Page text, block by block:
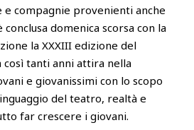
e compagnie provenienti anche
conclusa domenica scorsa con la
la XXXIII edizione del
così tanti anni attira nella
e giovanissimi con lo scopo
del teatro, realtà e
far crescere i giovani.